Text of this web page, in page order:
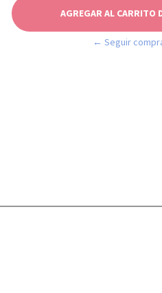
← Seguir